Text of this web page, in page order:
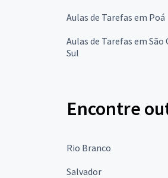
Aulas de Tarefas em Poá
Aulas de Tarefas em São
Sul
Encontre
Rio Branco
Salvador